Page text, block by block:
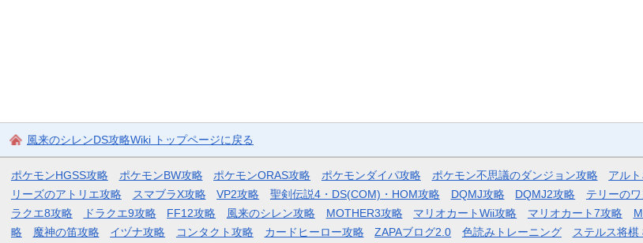
風来のシレンDS攻略Wiki トップページに戻る
ポケモンHGSS攻略 ポケモンBW攻略 ポケモンORAS攻略 ポケモンダイパ攻略 ポケモン不思議のダンジョン攻略 アル
リーズのアトリエ攻略
スマブラX攻略 VP2攻略 聖剣伝説4・DS(COM)・HOM攻略 DQMJ攻略 DQMJ2攻略 テリーの
ラクエ8攻略
ドラクエ9攻略 FF12攻略 風来のシレン攻略 MOTHER3攻略 マリオカートWii攻略 マリオカート7攻略
略
魔神の笛攻略 イヅナ攻略 コンタクト攻略 カードヒーロー攻略 ZAPAブログ2.0 色読みトレーニング ステルス将棋